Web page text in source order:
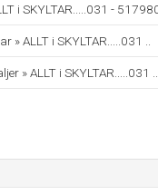
i SKYLTAR.....031 -
» ALLT i SKYLTAR.....031 ..
» ALLT i SKYLTAR.....031 ..